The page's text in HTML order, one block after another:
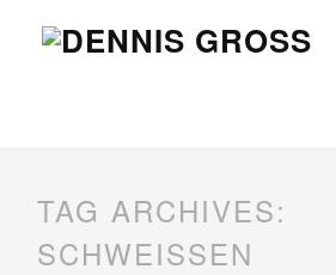
TAG ARCHIVES:
SCHWEISSEN